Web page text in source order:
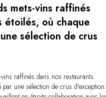
mets-vins raffinés
étoilés, où chaque
sélection de crus
raffinés dans nos restaurants
une sélection de crus